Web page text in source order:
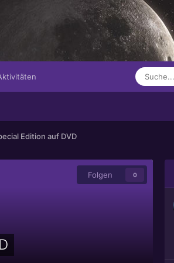
Edition auf DVD
Folgen 0